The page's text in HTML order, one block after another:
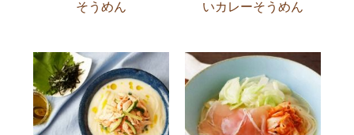
そうめん いカレーそうめん